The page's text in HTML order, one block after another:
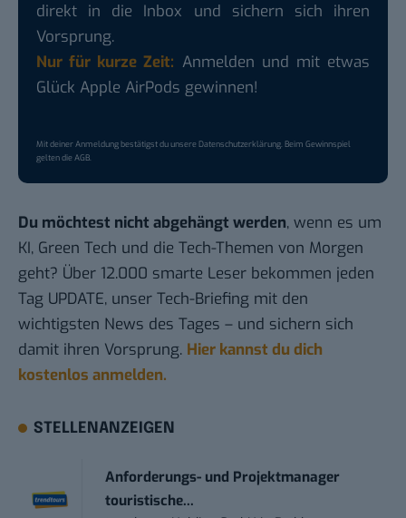
direkt in die Inbox und sichern sich ihren
Vorsprung.
Nur für kurze Zeit: Anmelden und mit etwas
Glück Apple AirPods gewinnen!
Mit deiner Anmeldung bestätigst du unsereDatenschutzerklärung. Beim Gewinnspiel
gelten dieAGB.
Du möchtest nicht abgehängt werden, wenn es um
KI, Green Tech und die Tech-Themen von Morgen
geht? Über 12.000 smarte Leser bekommen jeden
Tag UPDATE, unser Tech-Briefing mit den
wichtigsten News des Tages – und sichern sich
damit ihren Vorsprung. Hier kannst du dich
kostenlos anmelden.
STELLENANZEIGEN
Anforderungs- und Projektmanager
touristische...